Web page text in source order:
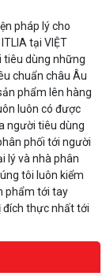
pháp lý cho
ITLIA tại VIỆT
tiêu dùng những
chuẩn châu Âu
phẩm lên hàng
luôn có được
người tiêu dùng
phối tới người
lý và nhà phân
tôi luôn kiểm
phẩm tới tay
đích thực nhất tới